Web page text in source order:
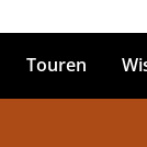
Touren